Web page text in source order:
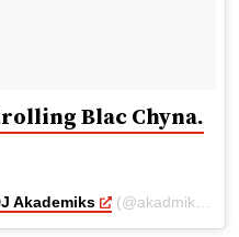
Blac Chyna.
Akademiks (@akadmiks) el